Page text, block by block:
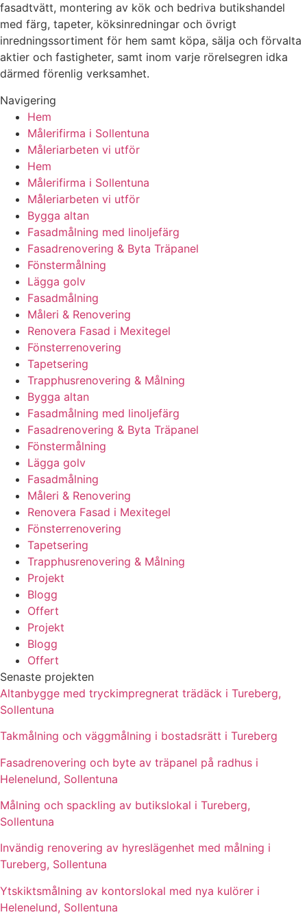
fasadtvätt, montering av kök och bedriva butikshandel
med färg, tapeter, köksinredningar och övrigt
inredningssortiment för hem samt köpa, sälja och förvalta
aktier och fastigheter, samt inom varje rörelsegren idka
därmed förenlig verksamhet.
Navigering
Hem
Målerifirma i Sollentuna
Måleriarbeten vi utför
Hem
Målerifirma i Sollentuna
Måleriarbeten vi utför
Bygga altan
Fasadmålning med linoljefärg
Fasadrenovering & Byta Träpanel
Fönstermålning
Lägga golv
Fasadmålning
Måleri & Renovering
Renovera Fasad i Mexitegel
Fönsterrenovering
Tapetsering
Trapphusrenovering & Målning
Bygga altan
Fasadmålning med linoljefärg
Fasadrenovering & Byta Träpanel
Fönstermålning
Lägga golv
Fasadmålning
Måleri & Renovering
Renovera Fasad i Mexitegel
Fönsterrenovering
Tapetsering
Trapphusrenovering & Målning
Projekt
Blogg
Offert
Projekt
Blogg
Offert
Senaste projekten
Altanbygge med tryckimpregnerat trädäck i Tureberg,
Sollentuna
Takmålning och väggmålning i bostadsrätt i Tureberg
Fasadrenovering och byte av träpanel på radhus i
Helenelund, Sollentuna
Målning och spackling av butikslokal i Tureberg,
Sollentuna
Invändig renovering av hyreslägenhet med målning i
Tureberg, Sollentuna
Ytskiktsmålning av kontorslokal med nya kulörer i
Helenelund, Sollentuna